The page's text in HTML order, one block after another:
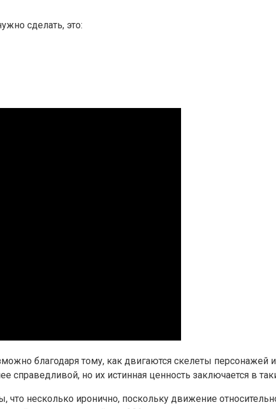
сделать, это:
благодаря тому, как двигаются скелеты персонажей
справедливой, но их истинная ценность заключается в
что несколько иронично, поскольку движение